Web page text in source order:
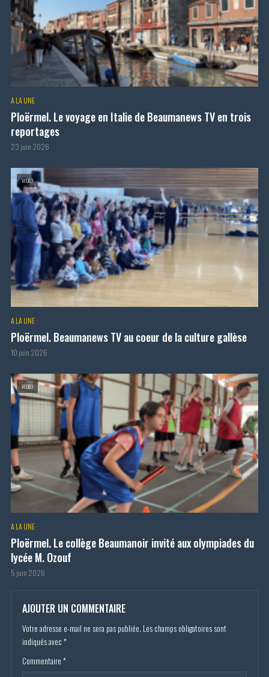
A LA UNE
Ploërmel. Le voyage en Italie de Beaumanews TV en trois
reportages
23 juin 2026
VIDÉO
A LA UNE
Ploërmel. Beaumanews TV au coeur de la culture gallèse
10 juin 2026
VIDÉO
A LA UNE
Ploërmel. Le collège Beaumanoir invité aux olympiades du
lycée M. Ozouf
5 juin 2026
AJOUTER UN COMMENTAIRE
Votre adresse e-mail ne sera pas publiée. Les champs obligatoires sont
indiqués avec *
Commentaire *